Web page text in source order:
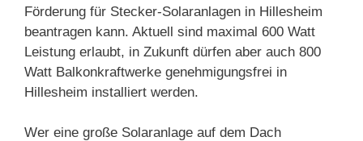
Förderung für Stecker-Solaranlagen in Hillesheim
beantragen kann. Aktuell sind maximal 600 Watt
Leistung erlaubt, in Zukunft dürfen aber auch 800
Watt Balkonkraftwerke genehmigungsfrei in
Hillesheim installiert werden.
Wer eine große Solaranlage auf dem Dach